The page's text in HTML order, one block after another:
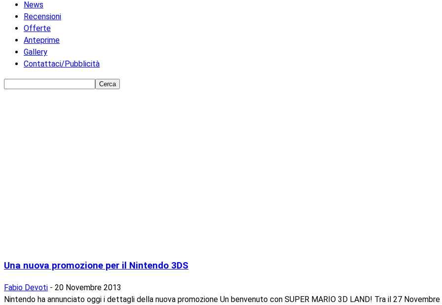
News
Recensioni
Offerte
Anteprime
Gallery
Contattaci/Pubblicità
Una nuova promozione per il Nintendo 3DS
Fabio Devoti - 20 Novembre 2013
Nintendo ha annunciato oggi i dettagli della nuova promozione Un benvenuto con SUPER MARIO 3D LAND! Tra il 27 Novembre